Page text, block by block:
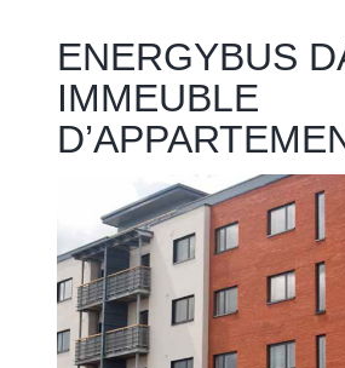
ENERGYBUS
IMMEUBLE